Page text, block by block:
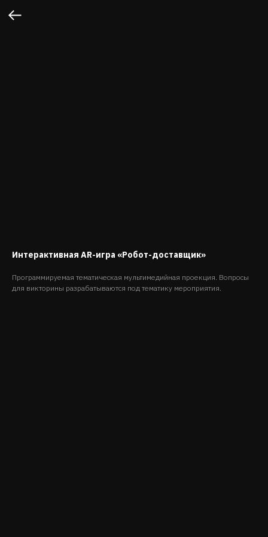
Интерактивная AR-игра «Робот-доставщик»
Программируемая тематическая мультимедийная проекция. Вопросы
для викторины разрабатываются под тематику мероприятия.